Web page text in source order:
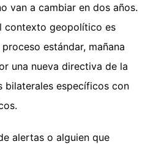
van a cambiar en dos años.
contexto geopolítico es
estándar, mañana
una nueva directiva de la
bilaterales específicos con
alertas o alguien que